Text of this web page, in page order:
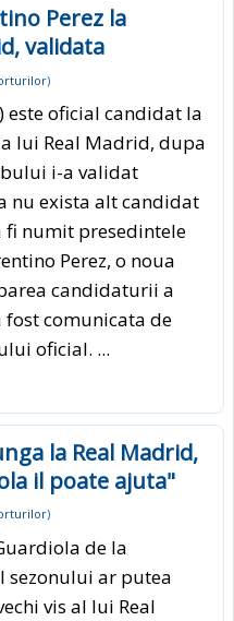
Perez la
validata
)
este oficial candidat la
lui Real Madrid, dupa
i-a validat
nu exista alt candidat
fi numit presedintele
Perez, o noua
candidaturii a
fost comunicata de
oficial. ...
la Real Madrid,
il poate ajuta"
)
de la
sezonului ar putea
vis al lui Real